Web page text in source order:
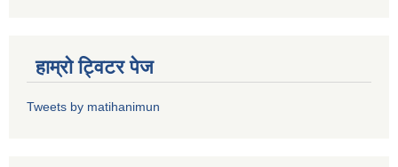
हाम्राे ट्विटर पेज
Tweets by matihanimun